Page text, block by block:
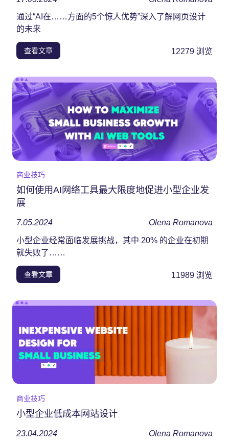
通过“AI在……方面的5个惊人优势”深入了解网页设计
的未来
查看文章 12279 浏览
商业技巧
如何使用AI网络工具最大限度地促进小型企业发
展
7.05.2024 Olena Romanova
小型企业经常面临发展挑战，其中 20% 的企业在初期
就失败了……
查看文章 11989 浏览
商业技巧
小型企业低成本网站设计
23.04.2024 Olena Romanova